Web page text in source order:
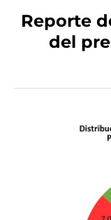
Reporte
del